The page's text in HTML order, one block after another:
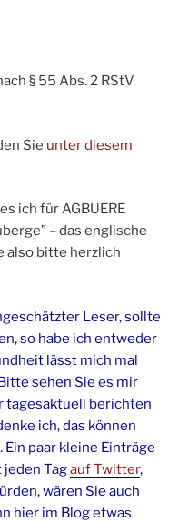
§ 55 Abs. 2 RStV
Sie unter diesem
ich für AGBUERE
– das englische
also bitte herzlich
Leser, sollte
so habe ich entweder
lässt mich mal
sehen Sie es mir
tagesaktuell berichten
ich, das können
paar kleine Einträge
Tagauf Twitter,
wären Sie auch
hier im Blog etwas